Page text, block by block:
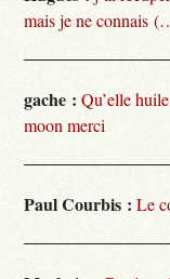
mais je ne connais
gache : Qu’elle
moon merci
Paul Courbis : Le